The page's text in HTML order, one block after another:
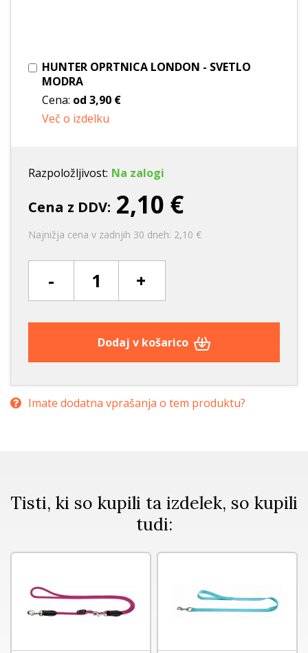
HUNTER OPRTNICA LONDON - SVETLO
MODRA
Cena: od 3,90 €
Več o izdelku
Razpoložljivost: Na zalogi
Cena z DDV: 2,10 €
Najnižja cena v zadnjih 30 dneh: 2,10 €
- +
Dodaj v košarico
Imate dodatna vprašanja o tem produktu?
Tisti, ki so kupili ta izdelek, so kupili
tudi: